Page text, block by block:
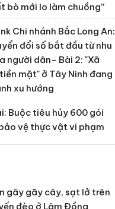
bò mới lo làm chuồng”
Chi nhánh Bắc Long An:
đổi số bắt đầu từ nhu
người dân- Bài 2: "Xã
mặt" ở Tây Ninh đang
xu hướng
Buộc tiêu hủy 600 gói
vệ thực vật vi phạm
gây gãy cây, sạt lở trên
đèo ở Lâm Đồng